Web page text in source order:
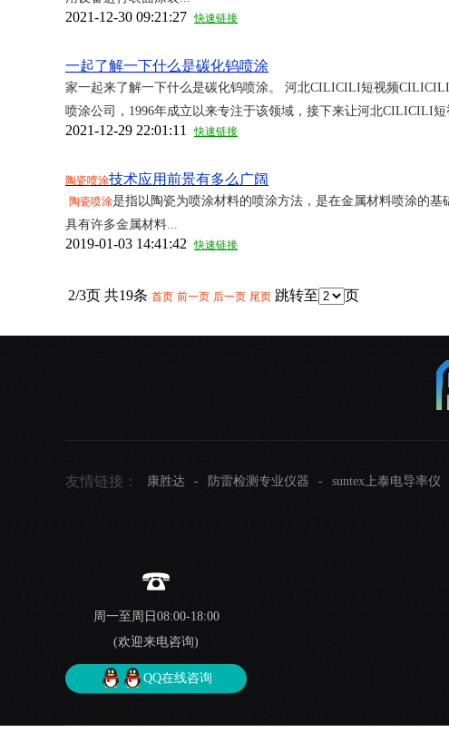
2021-12-30 09:21:27快速链接
一起了解一下什么是碳化钨喷涂
家一起来了解一下什么是碳化钨喷涂。 河北CILICILI短视频
喷涂公司，1996年成立以来专注于该领域，接下来让河北CILICILI
2021-12-29 22:01:11快速链接
陶瓷喷涂技术应用前景有多么广阔
陶瓷喷涂是指以陶瓷为喷涂材料的喷涂方法，是在金属材料喷涂的基
具有许多金属材料...
2019-01-03 14:41:42快速链接
2/3页 共19条 首页 前一页 后一页 尾页 跳转至 页
友情链接： 康胜达 - 防雷检测专业仪器 - suntex上泰电导率仪
周一至周日08:00-18:00
(欢迎来电咨询)
QQ在线咨询